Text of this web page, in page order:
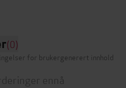
(0)
for brukergenerert innhold
ennå